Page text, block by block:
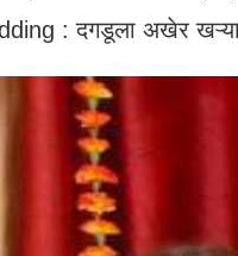
: दगडूला अखेर